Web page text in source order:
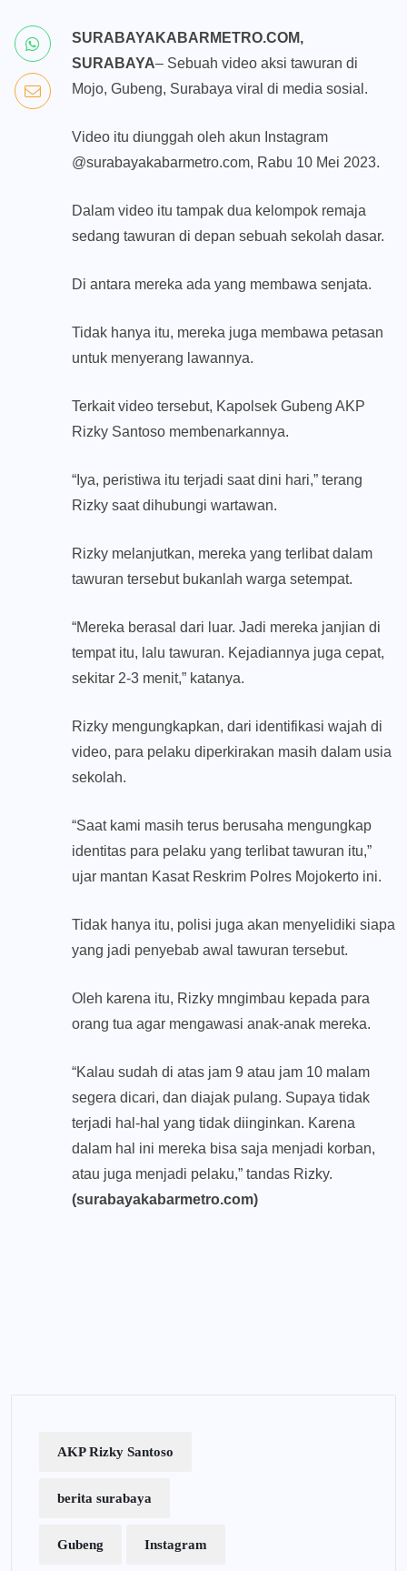
SURABAYAKABARMETRO.COM,
SURABAYA– Sebuah video aksi tawuran di
Mojo, Gubeng, Surabaya viral di media sosial.
Video itu diunggah oleh akun Instagram
@surabayakabarmetro.com, Rabu 10 Mei 2023.
Dalam video itu tampak dua kelompok remaja
sedang tawuran di depan sebuah sekolah dasar.
Di antara mereka ada yang membawa senjata.
Tidak hanya itu, mereka juga membawa petasan
untuk menyerang lawannya.
Terkait video tersebut, Kapolsek Gubeng AKP
Rizky Santoso membenarkannya.
“Iya, peristiwa itu terjadi saat dini hari,” terang
Rizky saat dihubungi wartawan.
Rizky melanjutkan, mereka yang terlibat dalam
tawuran tersebut bukanlah warga setempat.
“Mereka berasal dari luar. Jadi mereka janjian di
tempat itu, lalu tawuran. Kejadiannya juga cepat,
sekitar 2-3 menit,” katanya.
Rizky mengungkapkan, dari identifikasi wajah di
video, para pelaku diperkirakan masih dalam usia
sekolah.
“Saat kami masih terus berusaha mengungkap
identitas para pelaku yang terlibat tawuran itu,”
ujar mantan Kasat Reskrim Polres Mojokerto ini.
Tidak hanya itu, polisi juga akan menyelidiki siapa
yang jadi penyebab awal tawuran tersebut.
Oleh karena itu, Rizky mngimbau kepada para
orang tua agar mengawasi anak-anak mereka.
“Kalau sudah di atas jam 9 atau jam 10 malam
segera dicari, dan diajak pulang. Supaya tidak
terjadi hal-hal yang tidak diinginkan. Karena
dalam hal ini mereka bisa saja menjadi korban,
atau juga menjadi pelaku,” tandas Rizky.
(surabayakabarmetro.com)
AKP Rizky Santoso
berita surabaya
Gubeng Instagram